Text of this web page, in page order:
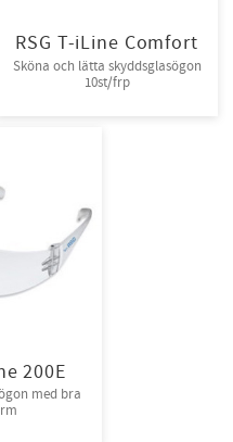
RSG T-iLine Comfort
Sköna och lätta skyddsglasögon
10st/frp
200E
med bra